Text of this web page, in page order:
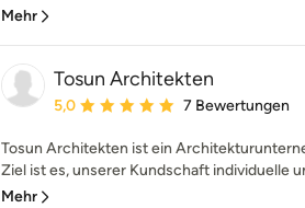
Mehr
Tosun Architekten
Durchschnittliche Bewertung: 5 von
5,0 7 Bewertungen
Tosun Architekten ist ein
Ziel ist es, unserer Kundschaft individuelle
Mehr